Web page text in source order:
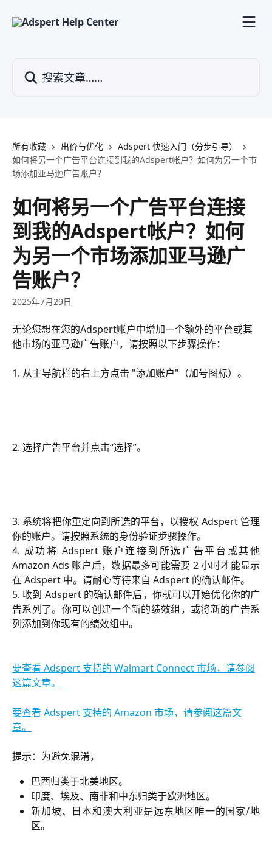
所有收藏 出价与优化
Adspert 快速入门（分步引导）
如何将另一个广告平台连接到我的Adspert帐户？如何为另一个市
场添加亚马逊广告账户？
如何将另一个广告平台连接
到我的Adspert帐户？如何
为另一个市场添加亚马逊广
告账户？
2025年7月29日
无论您想在您的Adspert账户中增加一个额外的平台或其
他市场的亚马逊广告账户，请按照以下步骤操作：
1. 从主导航栏的右上方点击 "添加账户"（加号图标）。
2. 选择广告平台并点击“选择”。
3. 系统将把你重定向到所选的平台，以授权 Adspert 管理
你的账户。请按照系统的身份验证步骤操作。
4. 成功将 Adspert 账户连接到所选广告平台或其他
Amazon Ads 账户后，数据最多可能需要 2 小时才能显示
在 Adspert 中。请耐心等待来自 Adspert 的确认邮件。
5. 收到 Adspert 的确认邮件后，你就可以开始优化你的广
告系列了。你可以创建一个新的绩效组，或将新的广告系
列添加到你现有的绩效组中。
要查看 Adspert 支持的 Walmart Connect 市场，请参阅
这篇文章。
要查看 Adspert 支持的 Amazon 市场，请参阅这篇文
章。
提示：为避免混淆，
巴西归类于北美地区。
印度、埃及、南非和中东归类于欧洲地区。
新加坡、日本和澳大利亚是远东地区唯一的国家/地
区。